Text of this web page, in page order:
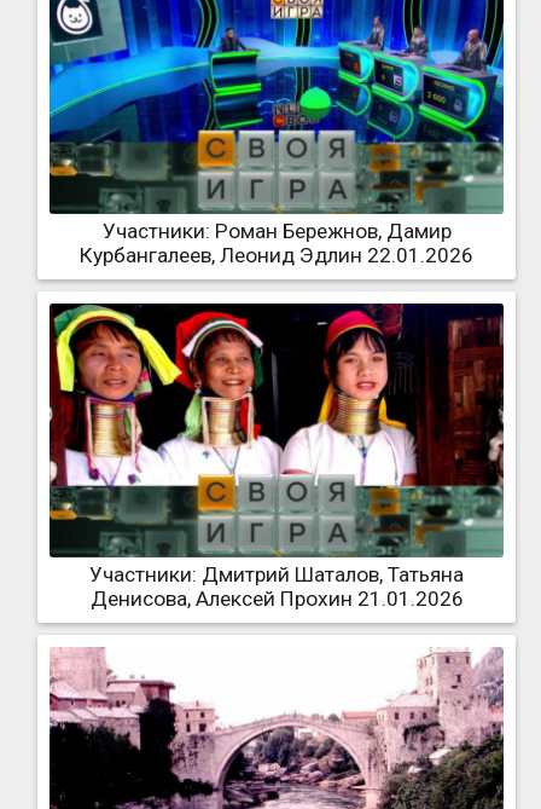
Участники: Роман Бережнов, Дамир
Курбангалеев, Леонид Эдлин 22.01.2026
Участники: Дмитрий Шаталов, Татьяна
Денисова, Алексей Прохин 21.01.2026